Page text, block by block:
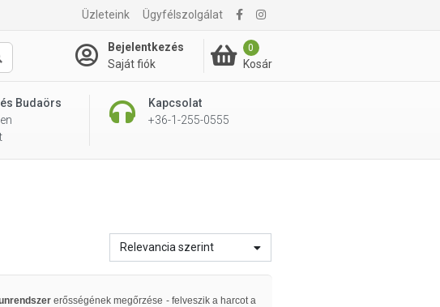
Üzleteink Ügyfélszolgálat
Bejelentkezés
Saját fiók
0
Kosár
Budaörs
Kapcsolat
+36-1-255-0555
Relevancia szerint
erősségének megőrzése - felveszik a harcot a